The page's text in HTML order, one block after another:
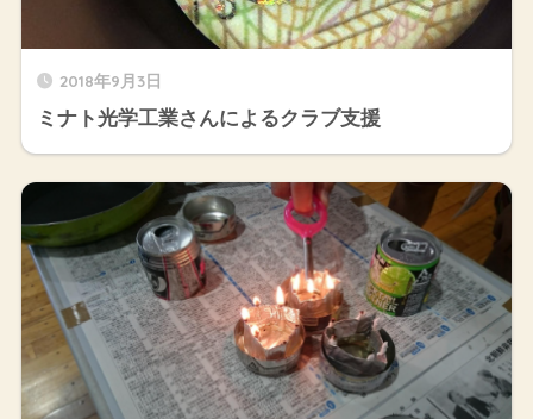
2018年9月3日
ミナト光学工業さんによるクラブ支援